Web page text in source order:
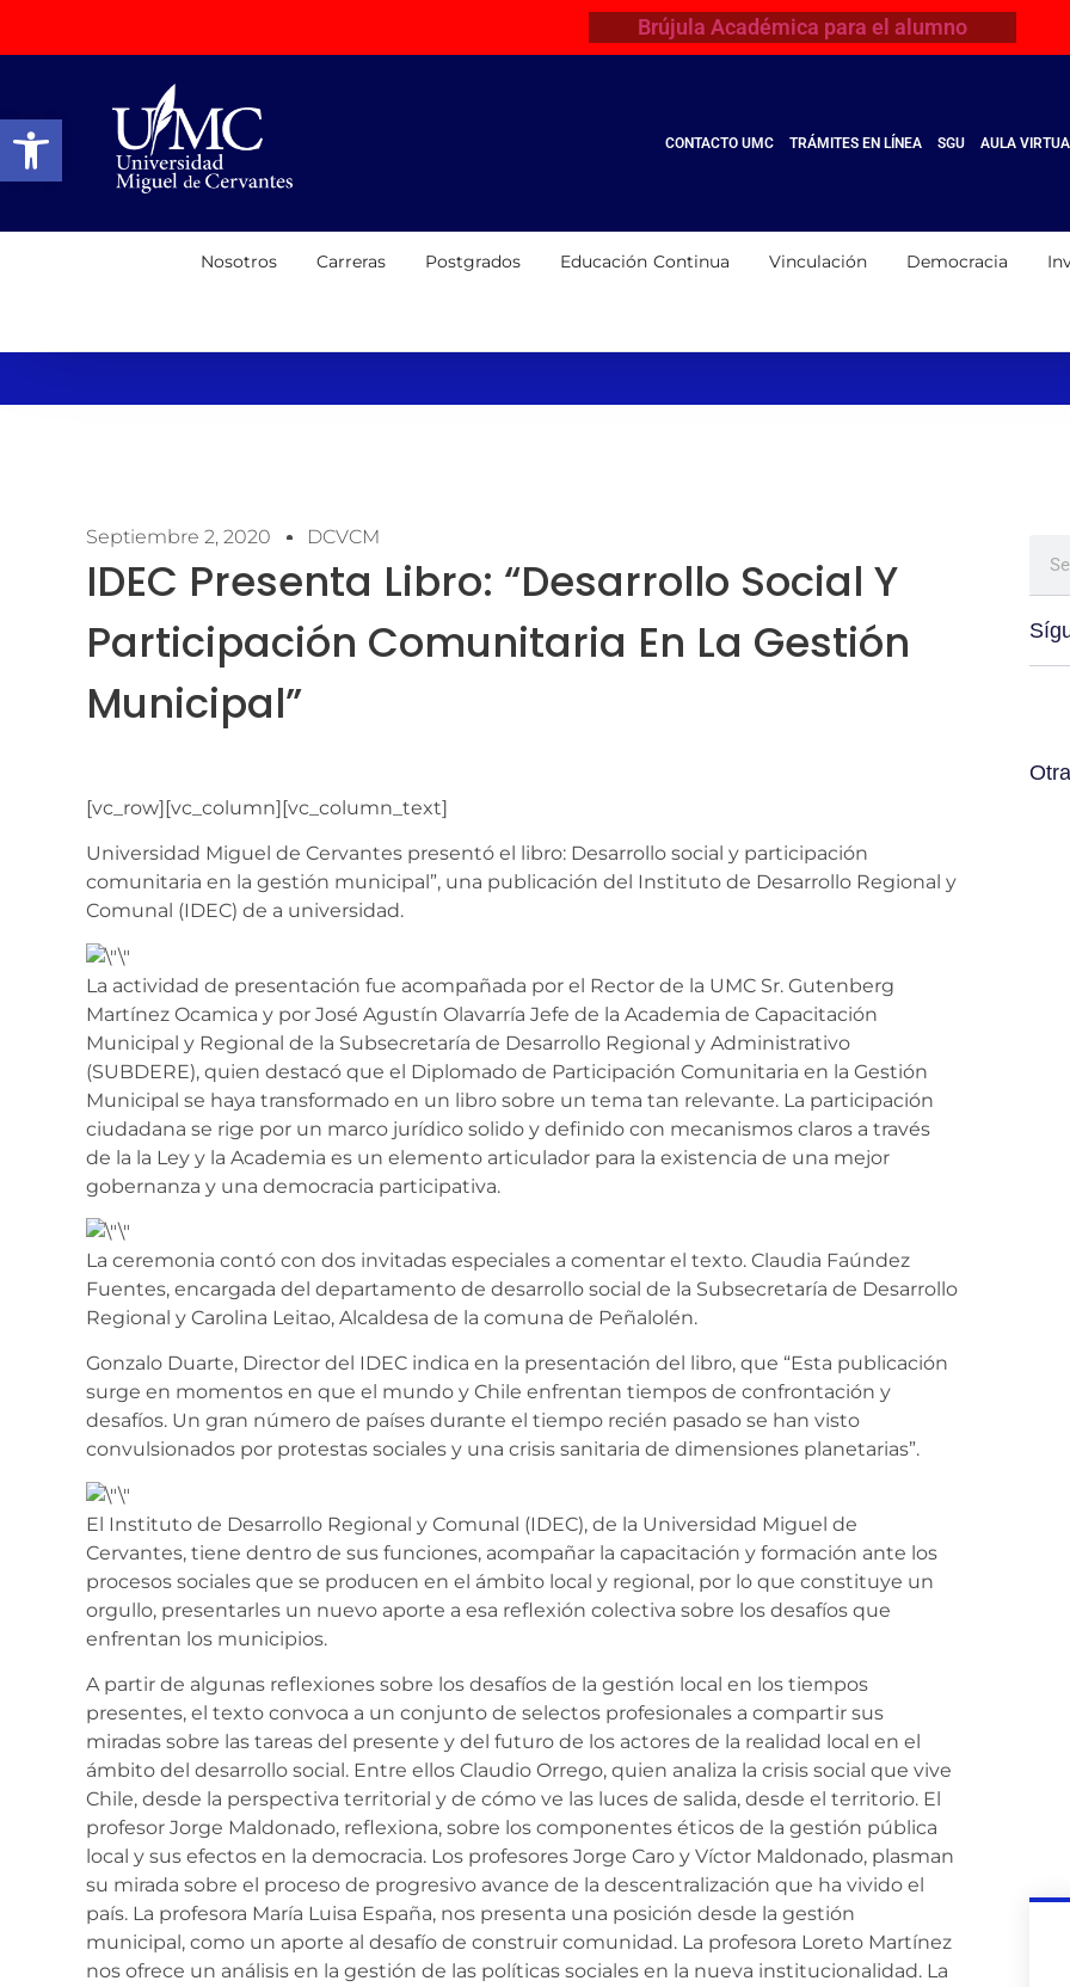
Abrir barra de herramientas
Brújula Académica para el alumno
CONTACTO UMC TRÁMITES EN LÍNEA SGU AULA
Nosotros Carreras Postgrados Educación Continua Vinculación Democracia
Septiembre 2, 2020 DCVCM
IDEC Presenta Libro: “Desarrollo Social Y
Participación Comunitaria En La Gestión
Municipal”
[vc_row][vc_column][vc_column_text]
Universidad Miguel de Cervantes presentó el libro: Desarrollo social y participación
comunitaria en la gestión municipal”, una publicación del Instituto de Desarrollo Regional y
Comunal (IDEC) de a universidad.
La actividad de presentación fue acompañada por el Rector de la UMC Sr. Gutenberg
Martínez Ocamica y por José Agustín Olavarría Jefe de la Academia de Capacitación
Municipal y Regional de la Subsecretaría de Desarrollo Regional y Administrativo
(SUBDERE), quien destacó que el Diplomado de Participación Comunitaria en la Gestión
Municipal se haya transformado en un libro sobre un tema tan relevante. La participación
ciudadana se rige por un marco jurídico solido y definido con mecanismos claros a través
de la la Ley y la Academia es un elemento articulador para la existencia de una mejor
gobernanza y una democracia participativa.
La ceremonia contó con dos invitadas especiales a comentar el texto. Claudia Faúndez
Fuentes, encargada del departamento de desarrollo social de la Subsecretaría de Desarrollo
Regional y Carolina Leitao, Alcaldesa de la comuna de Peñalolén.
Gonzalo Duarte, Director del IDEC indica en la presentación del libro, que “Esta publicación
surge en momentos en que el mundo y Chile enfrentan tiempos de confrontación y
desafíos. Un gran número de países durante el tiempo recién pasado se han visto
convulsionados por protestas sociales y una crisis sanitaria de dimensiones planetarias”.
El Instituto de Desarrollo Regional y Comunal (IDEC), de la Universidad Miguel de
Cervantes, tiene dentro de sus funciones, acompañar la capacitación y formación ante los
procesos sociales que se producen en el ámbito local y regional, por lo que constituye un
orgullo, presentarles un nuevo aporte a esa reflexión colectiva sobre los desafíos que
enfrentan los municipios.
A partir de algunas reflexiones sobre los desafíos de la gestión local en los tiempos
presentes, el texto convoca a un conjunto de selectos profesionales a compartir sus
miradas sobre las tareas del presente y del futuro de los actores de la realidad local en el
ámbito del desarrollo social. Entre ellos Claudio Orrego, quien analiza la crisis social que vive
Chile, desde la perspectiva territorial y de cómo ve las luces de salida, desde el territorio. El
profesor Jorge Maldonado, reflexiona, sobre los componentes éticos de la gestión pública
local y sus efectos en la democracia. Los profesores Jorge Caro y Víctor Maldonado, plasman
su mirada sobre el proceso de progresivo avance de la descentralización que ha vivido el
país. La profesora María Luisa España, nos presenta una posición desde la gestión
municipal, como un aporte al desafío de construir comunidad. La profesora Loreto Martínez
nos ofrece un análisis en la gestión de las políticas sociales en la nueva institucionalidad. La